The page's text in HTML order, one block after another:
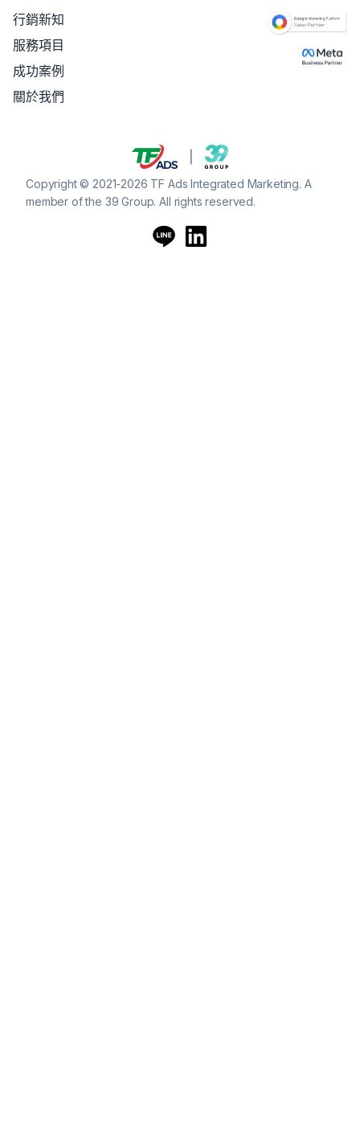
行銷新知
服務項目
成功案例
關於我們
Copyright © 2021-2026 TF Ads Integrated Marketing. A
member of the 39 Group. All rights reserved.